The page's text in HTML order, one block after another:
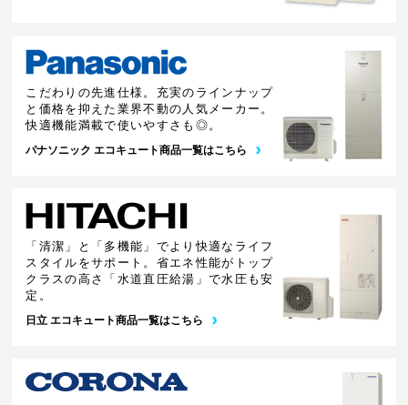
こだわりの先進仕様。充実のラインナップ
と価格を抑えた業界不動の人気メーカー。
快適機能満載で使いやすさも◎。
パナソニック エコキュート商品一覧はこちら
「清潔」と「多機能」でより快適なライフ
スタイルをサポート。省エネ性能がトップ
クラスの高さ「水道直圧給湯」で水圧も安
定。
日立 エコキュート商品一覧はこちら